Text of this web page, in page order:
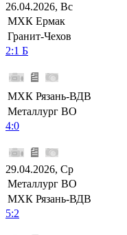
26.04.2026, Вс
МХК Ермак
Гранит-Чехов
2:1 Б
МХК Рязань-ВДВ
Металлург ВО
4:0
29.04.2026, Ср
Металлург ВО
МХК Рязань-ВДВ
5:2